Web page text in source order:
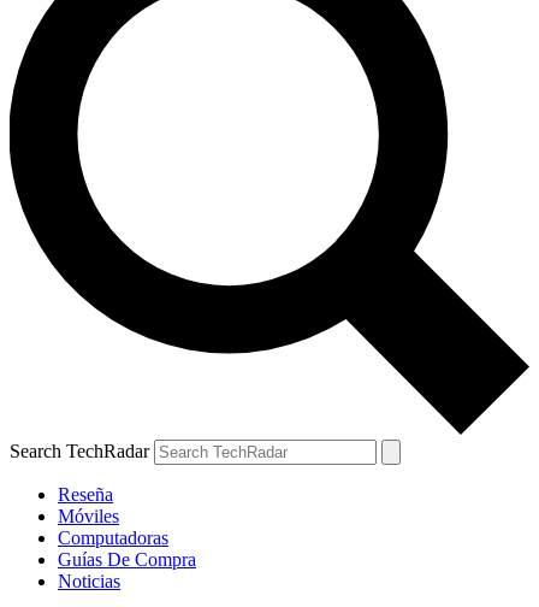
Search TechRadar
Reseña
Móviles
Computadoras
Guías De Compra
Noticias